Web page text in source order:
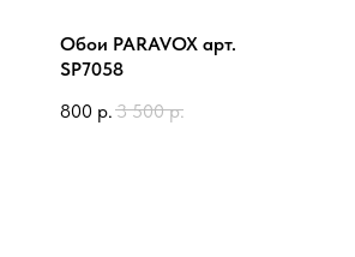
Обои PARAVOX арт.
SP7058
800 р. 3 500 р.